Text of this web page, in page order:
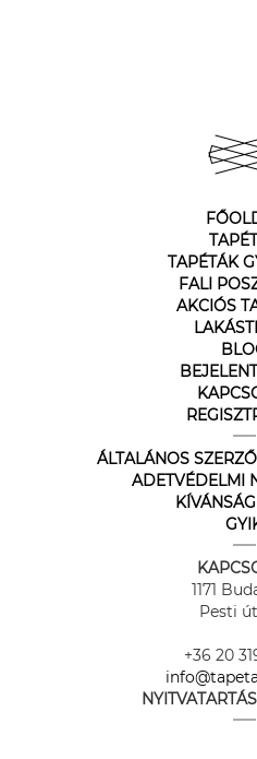
TAPÉTÁK
FALI
AKCIÓS
ÁLTALÁNOS
ADETVÉDELMI
1171
Pesti
+36 20